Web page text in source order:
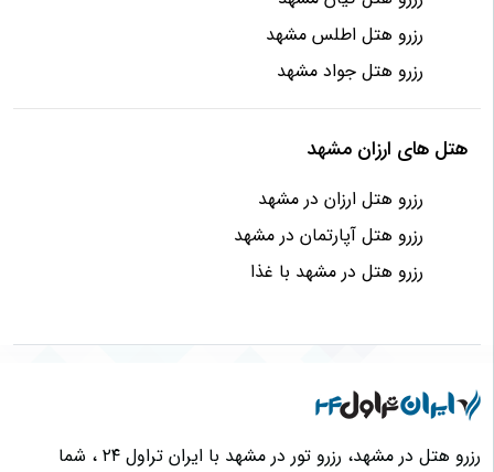
رزرو هتل اطلس مشهد
رزرو هتل جواد مشهد
هتل های ارزان مشهد
رزرو هتل ارزان در مشهد
رزرو هتل آپارتمان در مشهد
رزرو هتل در مشهد با غذا
رزرو هتل در مشهد، رزرو تور در مشهد با ایران تراول ۲۴ ، شما